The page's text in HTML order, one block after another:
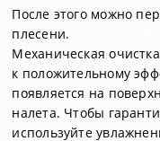
После этого можно
плесени.
Механическая
к положительному
появляется на
налета. Чтобы
используйте